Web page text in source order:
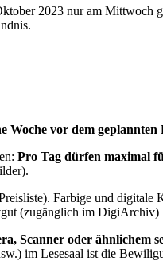
2023 nur am Mittwoch
vor dem geplannten
Pro Tag dürfen maximal
Farbige und
(zugänglich im
Scanner oder ähnlichem
im Lesesaal ist die